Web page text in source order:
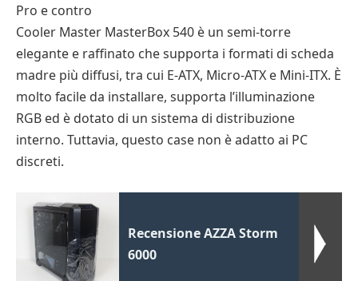
Pro e contro
Cooler Master MasterBox 540 è un semi-torre
elegante e raffinato che supporta i formati di scheda
madre più diffusi, tra cui E-ATX, Micro-ATX e Mini-ITX. È
molto facile da installare, supporta l’illuminazione
RGB ed è dotato di un sistema di distribuzione
interno. Tuttavia, questo case non è adatto ai PC
discreti.
Recensione AZZA Storm
6000